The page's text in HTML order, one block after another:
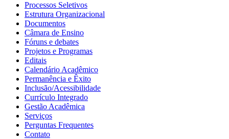
Processos Seletivos
Estrutura Organizacional
Documentos
Câmara de Ensino
Fóruns e debates
Projetos e Programas
Editais
Calendário Acadêmico
Permanência e Êxito
Inclusão/Acessibilidade
Currículo Integrado
Gestão Acadêmica
Serviços
Perguntas Frequentes
Contato